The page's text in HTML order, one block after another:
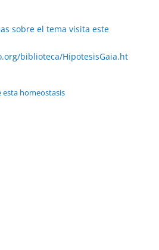
sobre el tema visita este
biblioteca/HipotesisGaia.ht
esta homeostasis